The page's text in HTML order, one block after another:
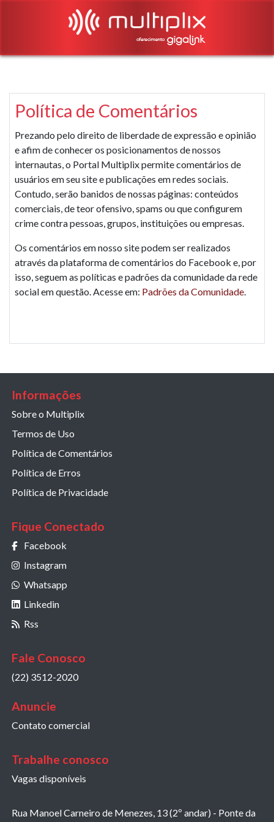
Política de Comentários
Prezando pelo direito de liberdade de expressão e opinião
e afim de conhecer os posicionamentos de nossos
internautas, o Portal Multiplix permite comentários de
usuários em seu site e publicações em redes sociais.
Contudo, serão banidos de nossas páginas: conteúdos
comerciais, de teor ofensivo, spams ou que configurem
crime contra pessoas, grupos, instituições ou empresas.
Os comentários em nosso site podem ser realizados
através da plataforma de comentários do Facebook e, por
isso, seguem as políticas e padrões da comunidade da rede
social em questão. Acesse em: Padrões da Comunidade
Informações
Sobre o Multiplix
Termos de Uso
Política de Comentários
Política de Erros
Política de Privacidade
Fique Conectado
Facebook
Instagram
Whatsapp
Linkedin
Rss
Fale Conosco
(22) 3512-2020
Anuncie
Contato comercial
Trabalhe conosco
Vagas disponíveis
Rua Manoel Carneiro de Menezes, 13 (2º andar) - Ponte da